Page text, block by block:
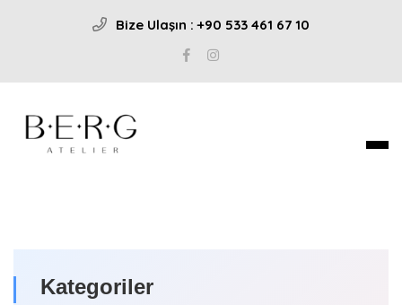
Bize Ulaşın : +90 533 461 67 10
Kategoriler